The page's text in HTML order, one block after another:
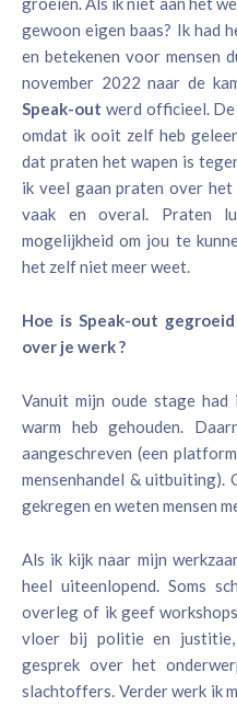
gewoon eigen baas? Ik had
en betekenen voor mensen
november 2022 naar de
Speak-out werd officieel. De
omdat ik ooit zelf heb
dat praten het wapen is
ik veel gaan praten over het
vaak en overal. Praten
mogelijkheid om jou te
het zelf niet meer weet.
Hoe is Speak-out
over je werk ?
Vanuit mijn oude stage
warm heb gehouden.
aangeschreven (een
mensenhandel & uitbuiting).
gekregen en weten mensen
Als ik kijk naar mijn
heel uiteenlopend. Soms
overleg of ik geef
vloer bij politie en
gesprek over het
slachtoffers. Verder werk ik